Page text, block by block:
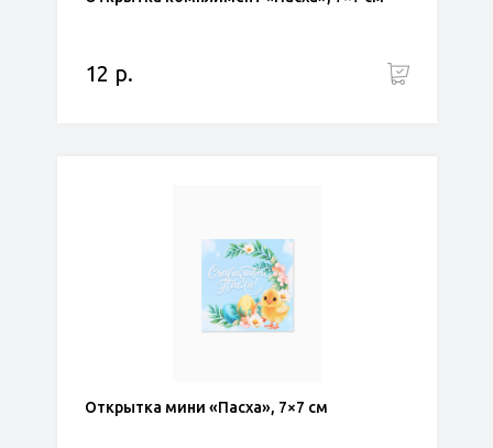
12 р.
Открытка мини «Пасха», 7×7 см